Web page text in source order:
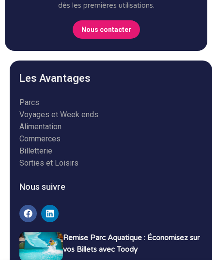
dès les premières utilisations.
Nous contacter
Les Avantages
Parcs
Voyages et Week ends
Alimentation
Commerces
Billetterie
Sorties et Loisirs
Nous suivre
Remise Parc Aquatique : Économisez sur
vos Billets avec Toody